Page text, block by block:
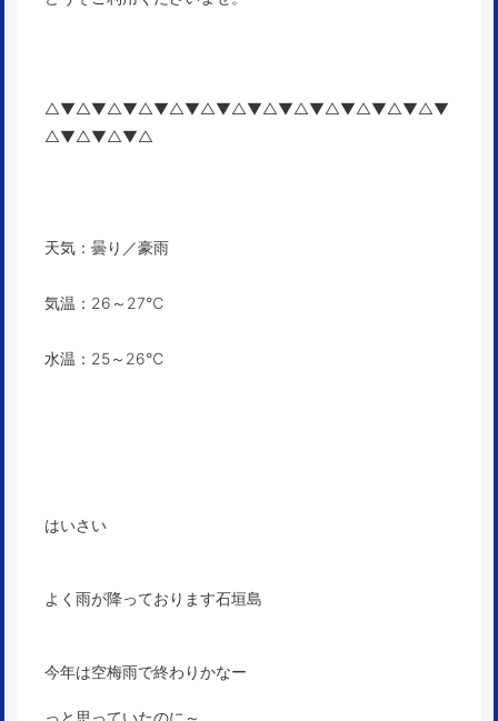
△▼△▼△▼△▼△▼△▼△▼△▼△▼△▼△▼△▼△▼
△▼△▼△▼△
天気：曇り／豪雨
気温：26～27℃
水温：25～26℃
はいさい
よく雨が降っております石垣島
今年は空梅雨で終わりかなー